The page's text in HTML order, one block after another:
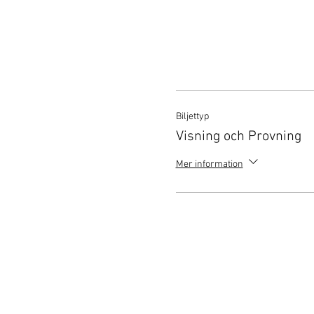
Vid
Möjligheten att ändra
återbetalning är
Biljettyp
Visning och Provning
Mer information